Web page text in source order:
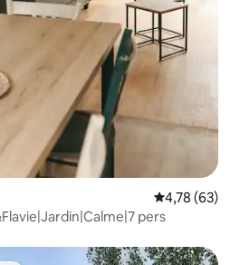
Note
4,78 (63)
pers